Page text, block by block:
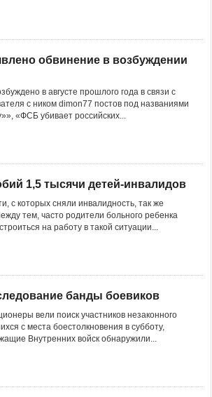
обвинение в возбуждении
в августе прошлого года в связи с
с ником dimon77 постов под названиями
«ФСБ убивает российских...
1,5 тысячи детей-инвалидов
с которых сняли инвалидность, так же
тем, часто родители больного ребенка
на работу в такой ситуации...
банды боевиков
вели поиск участников незаконного
с места боестолкновения в субботу,
Внутренних войск обнаружили...